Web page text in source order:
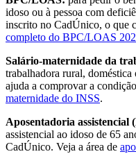
idoso ou à pessoa com
inscrito no CadÚnico, o que
completo do BPC/LOAS
Salário-maternidade da
trabalhadora rural,
ajuda a comprovar a
maternidade do INSS.
Aposentadoria assistencial
assistencial ao idoso de 65
CadÚnico. Veja a área de